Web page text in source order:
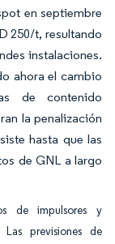
en septiembre
250/t, resultando
instalaciones.
ahora el cambio
de contenido
la penalización
hasta que las
de GNL a largo
de impulsores y
previsiones de